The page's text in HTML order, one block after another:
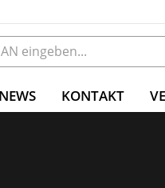
NEWS KONTAKT